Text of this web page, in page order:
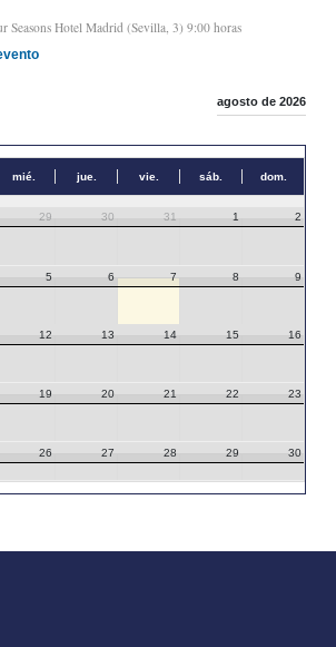
Seasons Hotel Madrid (Sevilla, 3) 9:00 horas
agosto de 2026
mié. jue. vie. sáb. dom.
29 30 31 1 2
5 6 7 8 9
12 13 14 15 16
19 20 21 22 23
26 27 28 29 30